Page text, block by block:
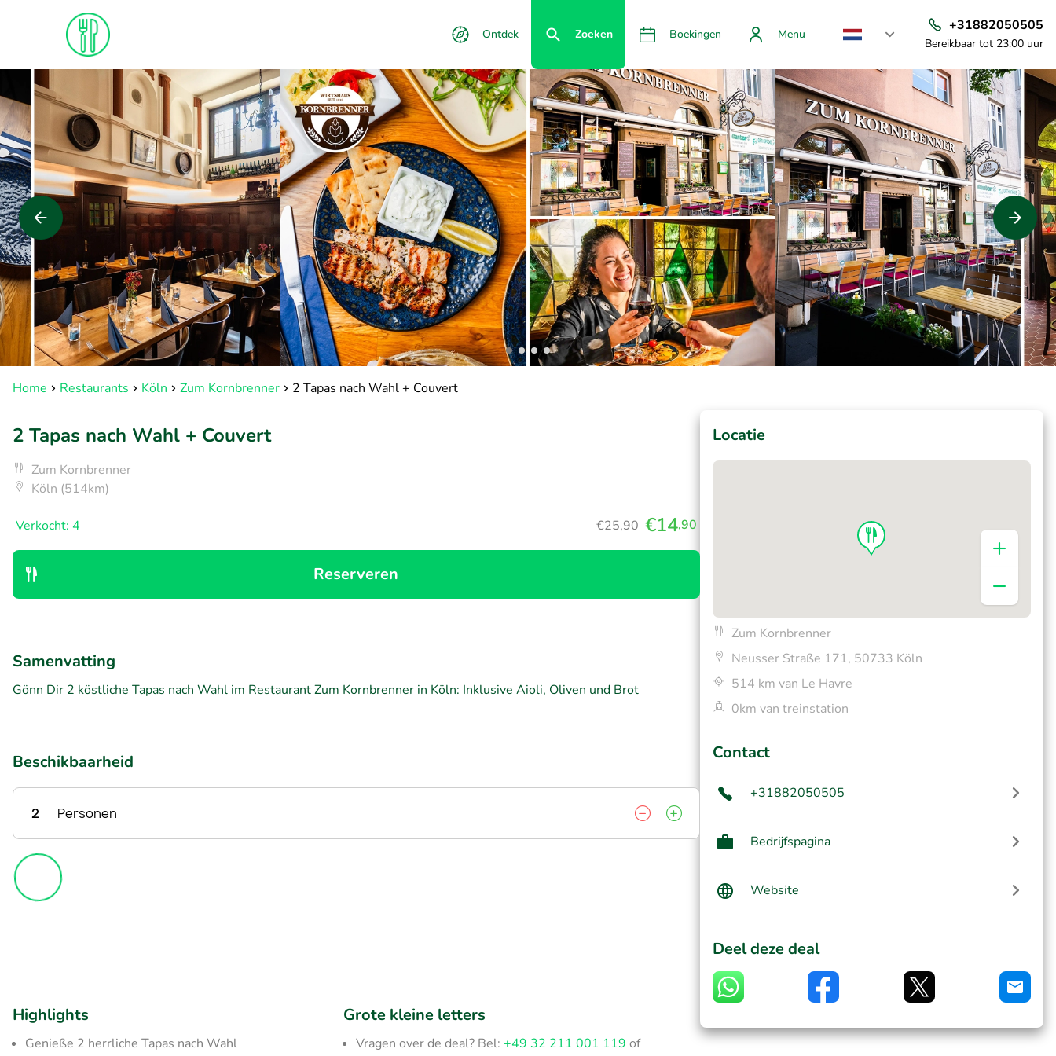
Ontdek Zoeken Boekingen Menu
+31882050505
Bereikbaar tot 23:00 uur
Home Restaurants Köln Zum Kornbrenner 2 Tapas nach Wahl + Couvert
2 Tapas nach Wahl + Couvert
Zum Kornbrenner
Köln (514km)
Verkocht: 4 €25,90 €14,90
Reserveren
Samenvatting
Gönn Dir 2 köstliche Tapas nach Wahl im Restaurant Zum Kornbrenner in Köln: Inklusive Aioli, Oliven und Brot
Beschikbaarheid
2 Personen
Highlights
Genieße 2 herrliche Tapas nach Wahl
Grote kleine letters
Vragen over de deal? Bel:+49 32 211 001 119 of
Locatie
Zum Kornbrenner
Neusser Straße 171, 50733 Köln
514 km van Le Havre
0km van treinstation
Contact
+31882050505
Bedrijfspagina
Website
Deel deze deal